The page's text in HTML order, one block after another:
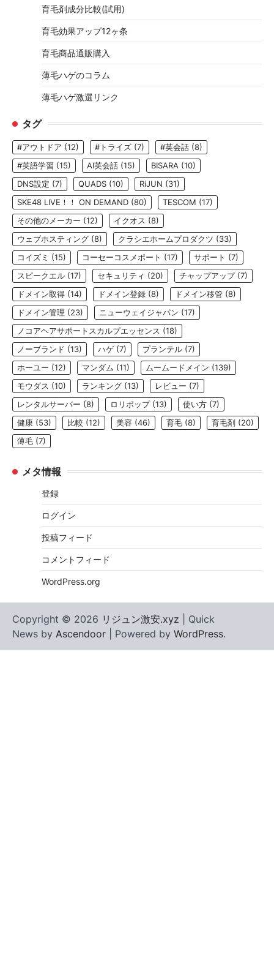
育毛剤成分比較(試用)
育毛効果アップ12ヶ条
育毛商品通販購入
薄毛ハゲのコラム
薄毛ハゲ激選リンク
タグ
#アウトドア (12) #トライズ (7) #英会話 (8)
#英語学習 (15) AI英会話 (15) BISARA (10)
DNS設定 (7) QUADS (10) RiJUN (31)
SKE48 LIVE！！ ON DEMAND (80) TESCOM (17)
その他のメーカー (12) イクオス (8)
ウェブホスティング (8) クラシエホームプロダクツ (33)
コイズミ (15) コーセーコスメポート (17) サポート (7)
スピークエル (17) セキュリティ (20) チャップアップ(7)
ドメイン取得 (14) ドメイン登録 (8) ドメイン移管 (8)
ドメイン管理 (23) ニューウェイジャパン (17)
ノコアヘアサポートスカルプエッセンス (18)
ノーブランド (13) ハゲ (7) プランテル (7)
ホーユー (12) マンダム (11) ムームードメイン (139)
モウダス (10) ランキング (13) レビュー (7)
レンタルサーバー (8) ロリポップ(13) 使い方 (7)
健康 (53) 比較 (12) 美容 (46) 育毛 (8) 育毛剤 (20)
薄毛 (7)
メタ情報
登録
ログイン
投稿フィード
コメントフィード
WordPress.org
Copyright © 2026 リジュン激安.xyz | Quick
News by Ascendoor | Powered by WordPress.